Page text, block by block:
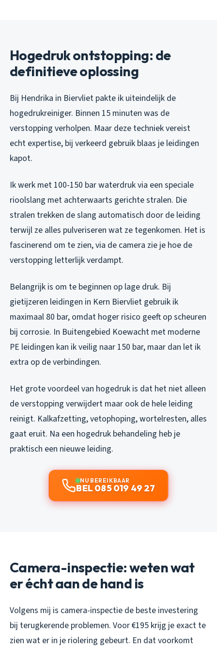
Hogedruk ontstopping: de
definitieve oplossing
Bij Hendrika in Biervliet pakte ik uiteindelijk de
hogedrukreiniger. Binnen 15 minuten was de
verstopping verholpen. Maar deze techniek vereist
echt expertise, bij verkeerd gebruik blaas je leidingen
kapot.
Ik werk met 100-150 bar waterdruk via een speciale
rioolslang met achterwaarts gerichte stralen. Die
stralen trekken de slang automatisch door de leiding
terwijl ze alles pulveriseren wat ze tegenkomen. Het is
fascinerend om te zien, via de camera zie je hoe de
verstopping letterlijk verdampt.
Belangrijk is om te beginnen op lage druk. Bij
gietijzeren leidingen in Kern Biervliet gebruik ik
maximaal 80 bar, omdat hoger risico geeft op scheuren
bij corrosie. In Buitengebied Koewacht met moderne
PE leidingen kan ik veilig naar 150 bar, maar dan let ik
extra op de verbindingen.
Het grote voordeel van hogedruk is dat het niet alleen
de verstopping verwijdert maar ook de hele leiding
reinigt. Kalkafzetting, vetophoping, wortelresten, alles
gaat eruit. Na een hogedruk behandeling heb je
praktisch een nieuwe leiding.
NU BEREIKBAAR
BEL 085 019 49 27
Camera-inspectie: weten wat
er écht aan de hand is
Volgens mij is camera-inspectie de beste investering
bij terugkerende problemen. Voor €195 krijg je exact te
zien wat er in je riolering gebeurt. En dat voorkomt